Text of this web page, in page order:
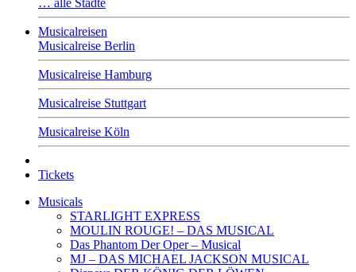
… alle Städte
Musicalreisen
Musicalreise Berlin
Musicalreise Hamburg
Musicalreise Stuttgart
Musicalreise Köln
Tickets
Musicals
STARLIGHT EXPRESS
MOULIN ROUGE! – DAS MUSICAL
Das Phantom Der Oper – Musical
MJ – DAS MICHAEL JACKSON MUSICAL